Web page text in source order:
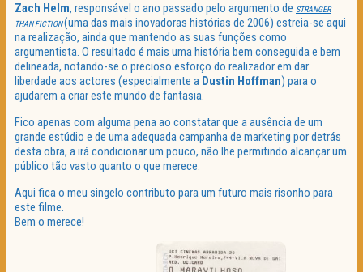
Zach Helm, responsável o ano passado pelo argumento de STRANGER
THAN FICTION(uma das mais inovadoras histórias de 2006) estreia-se aqui
na realização, ainda que mantendo as suas funções como
argumentista. O resultado é mais uma história bem conseguida e bem
delineada, notando-se o precioso esforço do realizador em dar
liberdade aos actores (especialmente a Dustin Hoffman) para o
ajudarem a criar este mundo de fantasia.
Fico apenas com alguma pena ao constatar que a ausência de um
grande estúdio e de uma adequada campanha de marketing por detrás
desta obra, a irá condicionar um pouco, não lhe permitindo alcançar um
público tão vasto quanto o que merece.
Aqui fica o meu singelo contributo para um futuro mais risonho para
este filme.
Bem o merece!